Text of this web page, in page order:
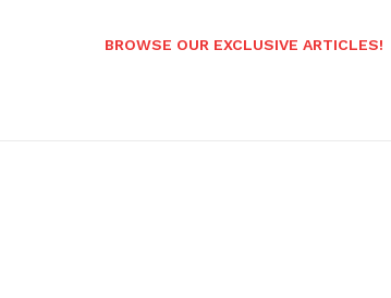
BROWSE OUR EXCLUSIVE ARTICLES!